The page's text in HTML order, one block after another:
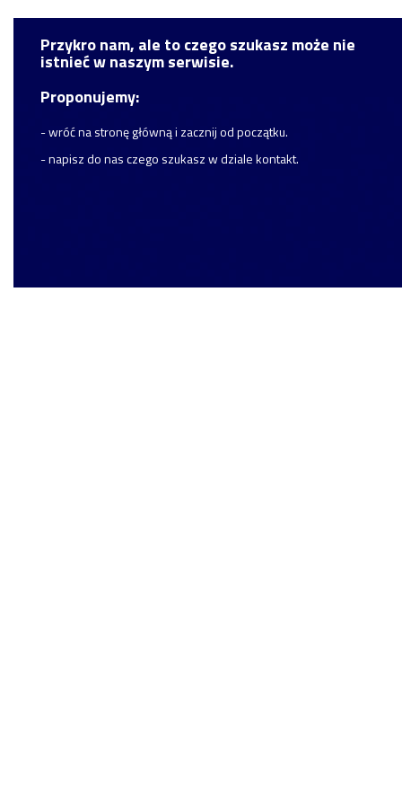
Przykro nam, ale to czego szukasz może nie
istnieć w naszym serwisie.
Proponujemy:
- wróć na stronę główną i zacznij od początku.
- napisz do nas czego szukasz w dziale kontakt.